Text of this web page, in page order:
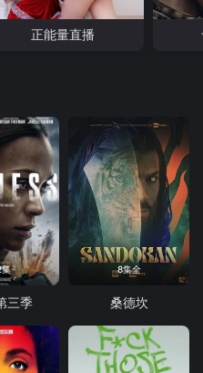
正能量直播
集
三季
8集全
桑德坎